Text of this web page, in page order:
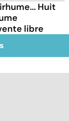
Huit
libre